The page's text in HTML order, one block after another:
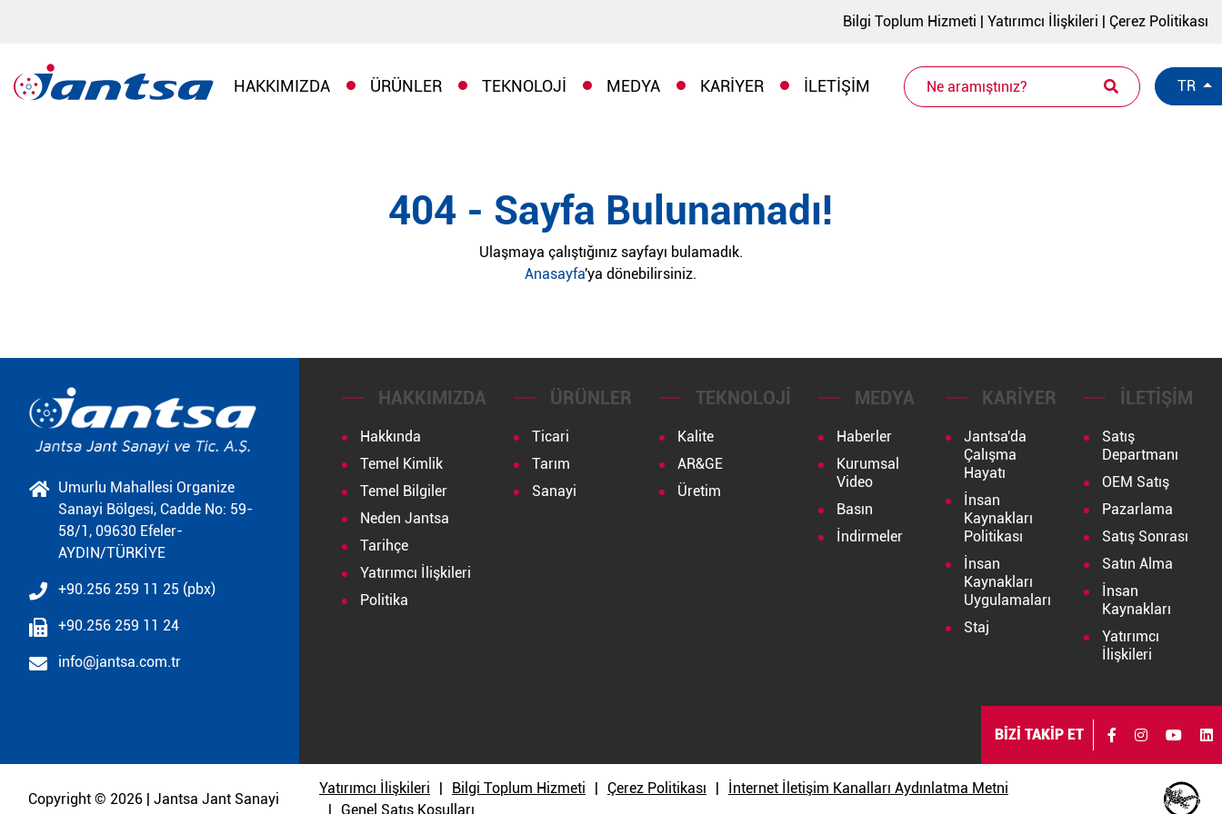
Bilgi Toplum Hizmeti | Yatırımcı İlişkileri | Çerez Politikası
HAKKIMIZDA ÜRÜNLER TEKNOLOJI MEDYA KARIYER İLETIŞIM TR
404 - Sayfa Bulunamadı!
Ulaşmaya çalıştığınız sayfayı bulamadık.
Anasayfa'ya dönebilirsiniz.
Umurlu Mahallesi Organize
Sanayi Bölgesi, Cadde No: 59-
58/1, 09630 Efeler-
AYDIN/TÜRKİYE
+90.256 259 11 25 (pbx)
+90.256 259 11 24
info@jantsa.com.tr
HAKKIMIZDA
Hakkında
Temel Kimlik
Temel Bilgiler
Neden Jantsa
Tarihçe
Yatırımcı İlişkileri
Politika
ÜRÜNLER
Ticari
Tarım
Sanayi
TEKNOLOJI
Kalite
AR&GE
Üretim
MEDYA
Haberler
Kurumsal
Video
Basın
İndirmeler
KARIYER
Jantsa'da
Çalışma
Hayatı
İnsan
Kaynakları
Politikası
İnsan
Kaynakları
Uygulamaları
Staj
İLETIŞIM
Satış
Departmanı
OEM Satış
Pazarlama
Satış Sonrası
Satın Alma
İnsan
Kaynakları
Yatırımcı
İlişkileri
BİZİ TAKİP ET
Copyright © 2026 | Jantsa Jant Sanayi
Yatırımcı İlişkileri Bilgi Toplum Hizmeti Çerez Politikası
İnternet İletişim Kanalları Aydınlatma Metni
Genel Satış Koşulları